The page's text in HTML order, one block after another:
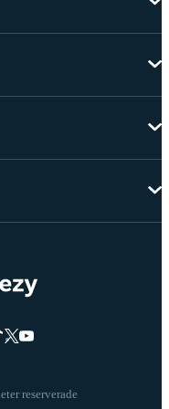
reserverade